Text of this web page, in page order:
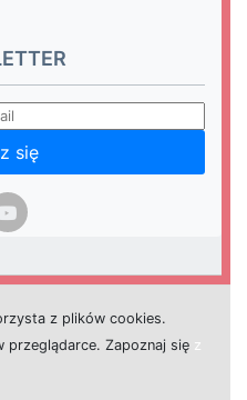
się
rzysta z plików cookies.
przeglądarce. Zapoznaj się z